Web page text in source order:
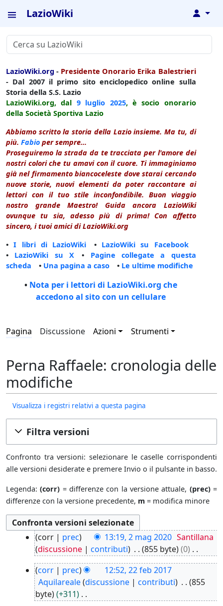
LazioWiki ↓
LazioWiki.org - Presidente Onorario Erika Balestrieri
- Dal 2007 il primo sito enciclopedico online sulla
Storia della S.S. Lazio
LazioWiki.org, dal 9 luglio 2025, è socio onorario
della Società Sportiva Lazio
Abbiamo scritto la storia della Lazio insieme. Ma tu, di
più. Fabio per sempre...
Proseguiremo la strada da te tracciata per l'amore dei
nostri colori che tu amavi con il cuore. Ti immaginiamo
già nel firmamento biancoceleste dove starai cercando
nuove storie, nuovi elementi da poter raccontare ai
lettori con il tuo stile inconfondibile. Buon viaggio
nostro grande Maestro! Guida ancora LazioWiki
ovunque tu sia, adesso più di prima! Con affetto
sincero, i tuoi amici di LazioWiki.org
•I libri di LazioWiki • LazioWiki su Facebook
• LazioWiki su X • Pagine collegate a questa
scheda • Una pagina a caso • Le ultime modifiche
• Nota per i lettori di LazioWiki.org che
accedono al sito con un cellulare
Pagina Discussione Azioni Strumenti
Perna Raffaele: cronologia delle
modifiche
Visualizza i registri relativi a questa pagina
Filtra versioni
Confronto tra versioni: selezionare le caselle corrispondenti
alle versioni desiderate e premere Invio o il pulsante in basso.
Legenda:(corr) = differenze con la versione attuale, (prec)=
differenze con la versione precedente, m = modifica minore
corr prec 13:19, 2 mag 2020 Santillana
discussione
contributi 855 byte
0
N
e
s
s
corr prec
12:52, 22 feb 2017
Aquilareale discussione contributi
855
byte
+311